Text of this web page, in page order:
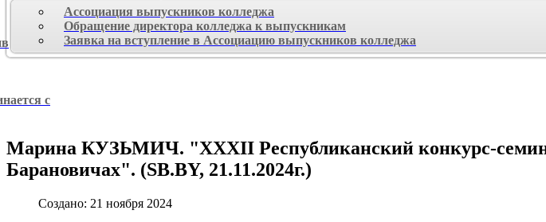
с
Ассоциация выпускников колледжа
Обращение директора колледжа к выпускникам
Заявка на вступление в Ассоциацию выпускников колледжа
Марина КУЗЬМИЧ. "XXXII Республиканский конкурс-
Барановичах". (SB.BY, 21.11.2024г.)
Создано: 21 ноября 2024